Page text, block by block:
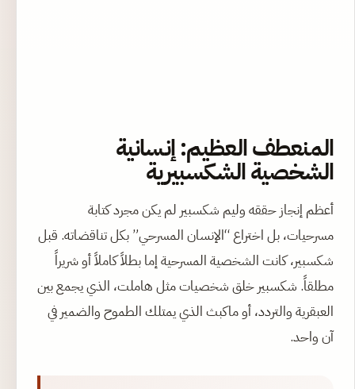
المنعطف العظيم: إنسانية
الشخصية الشكسبيرية
أعظم إنجاز حققه وليم شكسبير لم يكن مجرد كتابة
مسرحيات، بل اختراع “الإنسان المسرحي” بكل تناقضاته. قبل
شكسبير، كانت الشخصية المسرحية إما بطلاً كاملاً أو شريراً
مطلقاً. شكسبير خلق شخصيات مثل هاملت، الذي يجمع بين
العبقرية والتردد، أو ماكبث الذي يمتلك الطموح والضمير في
آن واحد.